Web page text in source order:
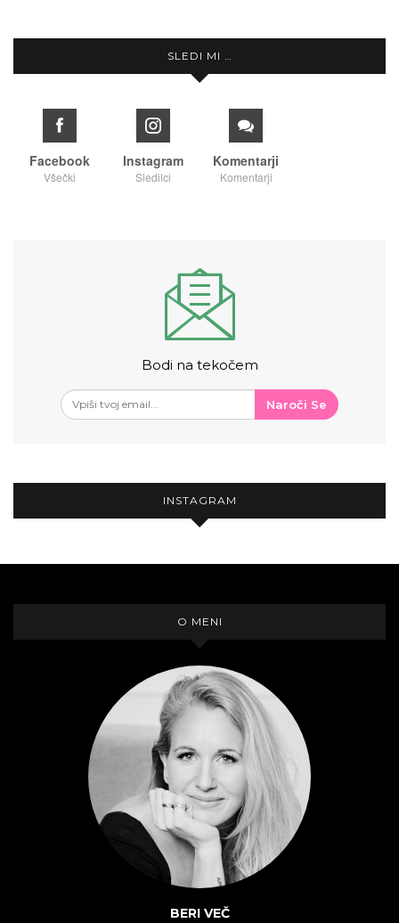
SLEDI MI …
Facebook
Všečki
Instagram
Sledilci
Komentarji
Komentarji
Bodi na tekočem
Naroči Se
INSTAGRAM
O MENI
BERI VEČ